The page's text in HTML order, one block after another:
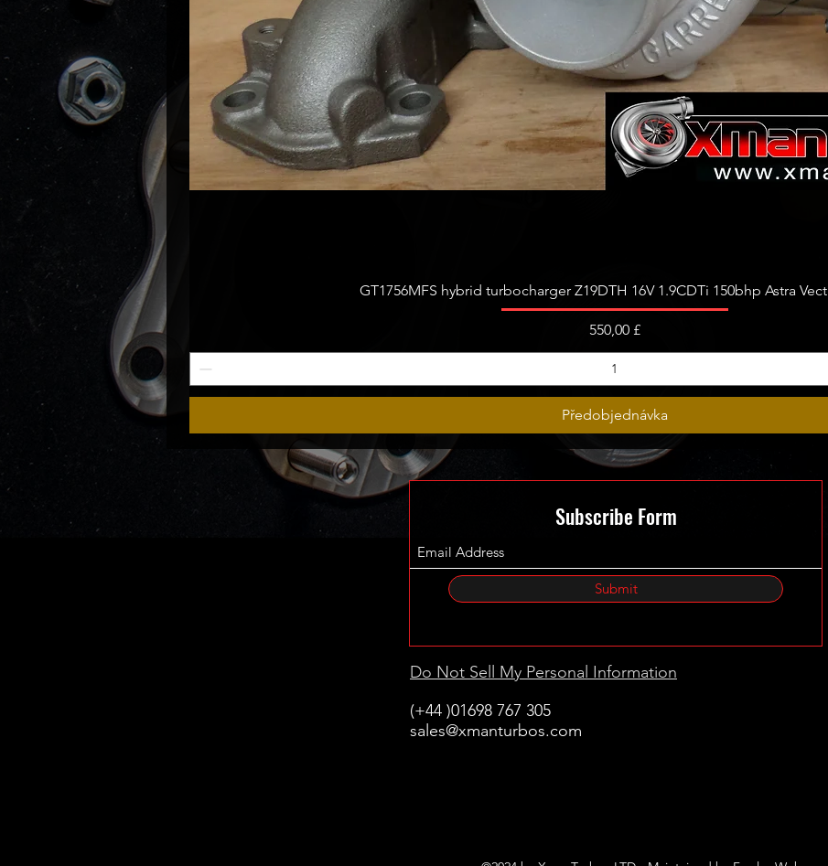
Rychlý náhled
GT1756MFS hybrid turbocharger Z19DTH 16V 1.9CDTi 150bhp Astra
Cena
550,00 £
Předobjednávka
Subscribe Form
Submit
Do Not Sell My Personal Information
(+44 )01698 767 305
sales@xmanturbos.com